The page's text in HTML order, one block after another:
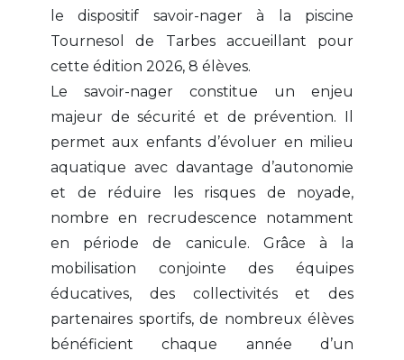
le dispositif savoir-nager à la piscine
Tournesol de Tarbes accueillant pour
cette édition 2026, 8 élèves.
Le savoir-nager constitue un enjeu
majeur de sécurité et de prévention. Il
permet aux enfants d’évoluer en milieu
aquatique avec davantage d’autonomie
et de réduire les risques de noyade,
nombre en recrudescence notamment
en période de canicule. Grâce à la
mobilisation conjointe des équipes
éducatives, des collectivités et des
partenaires sportifs, de nombreux élèves
bénéficient chaque année d’un